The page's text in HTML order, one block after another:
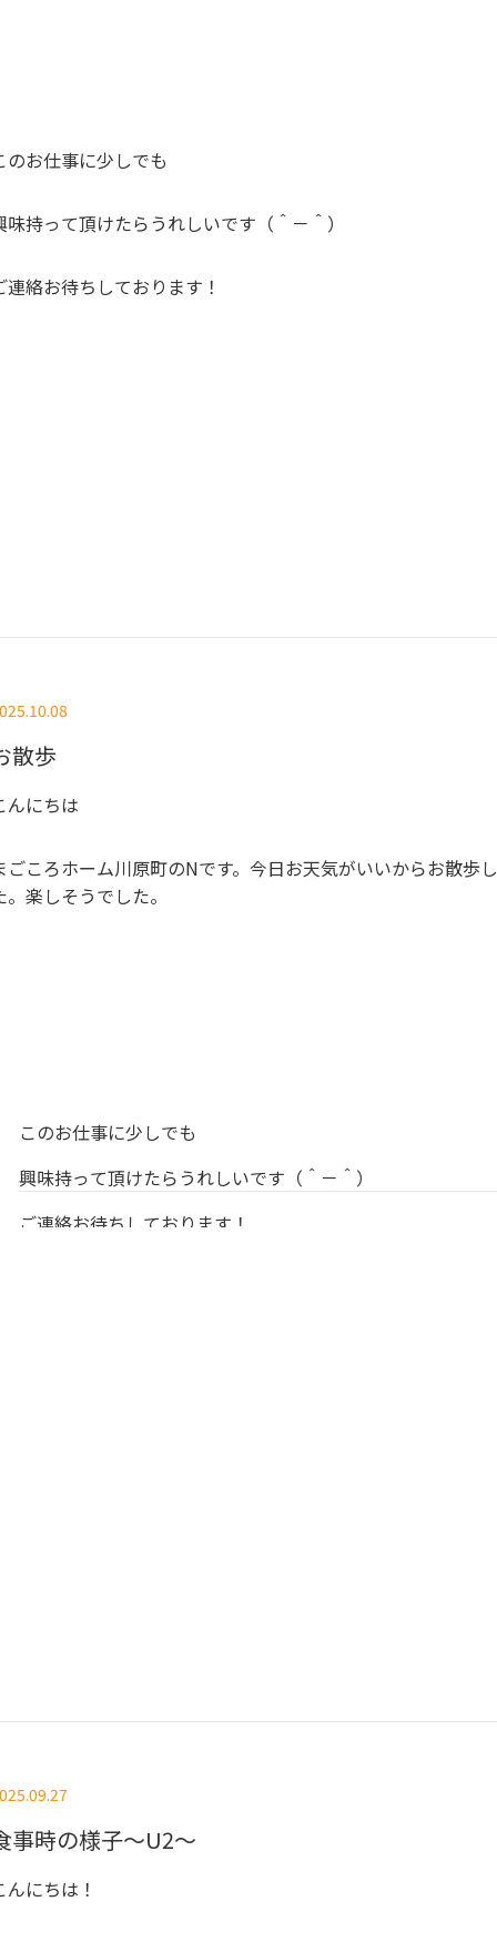
のお仕事に少しでも
味持って頂けたらうれしいです（＾－＾）
連絡お待ちしております！
散歩
んにちは
ごころホーム川原町のNです。今日お天気がいいからお散歩
。楽しそうでした。
このお仕事に少しでも
興味持って頂けたらうれしいです（＾－＾）
ご連絡お待ちしております！
事時の様子～U2～
んにちは！